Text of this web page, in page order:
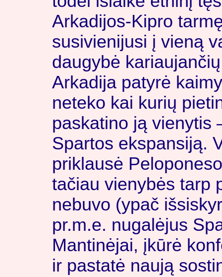
Arkadijos-Kipro
susivienijusi į vieną
daugybė
Arkadija patyrė
neteko kai kurių
paskatino ją vienytis
Spartos ekspansiją.
priklausė
tačiau vienybės tarp
nebuvo (ypač
pr.m.e. nugalėjus
Mantinėjai, įkūrė
ir pastatė naują